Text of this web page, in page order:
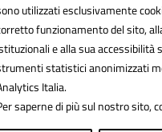
utilizzati esclusivamente
funzionamento del sito,
e alla sua accessibilità
statistici anonimizzati
Italia.
saperne di più sul nostro sito,